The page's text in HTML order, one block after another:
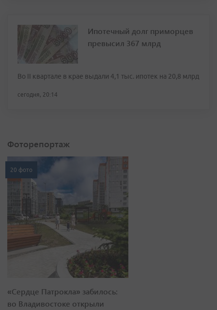
Ипотечный долг приморцев
превысил 367 млрд
Во II квартале в крае выдали 4,1 тыс. ипотек на 20,8 млрд
сегодня, 20:14
Фоторепортаж
20 фото
«Сердце Патрокла» забилось:
во Владивостоке открыли